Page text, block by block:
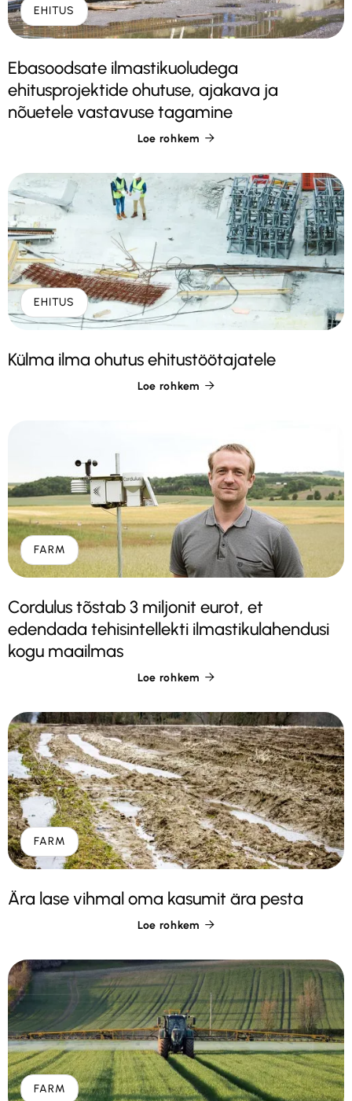
EHITUS
Ebasoodsate ilmastikuoludega
ehitusprojektide ohutuse, ajakava ja
nõuetele vastavuse tagamine
Loe rohkem 
EHITUS
Külma ilma ohutus ehitustöötajatele
Loe rohkem 
FARM
Cordulus tõstab 3 miljonit eurot, et
edendada tehisintellekti ilmastikulahendusi
kogu maailmas
Loe rohkem 
FARM
Ära lase vihmal oma kasumit ära pesta
Loe rohkem 
FARM